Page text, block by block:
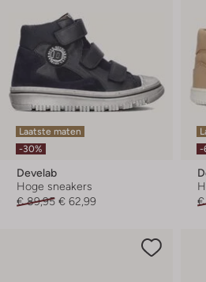
Laatste maten
-30%
Develab
Hoge sneakers
€ 89,95 € 62,99
-
€